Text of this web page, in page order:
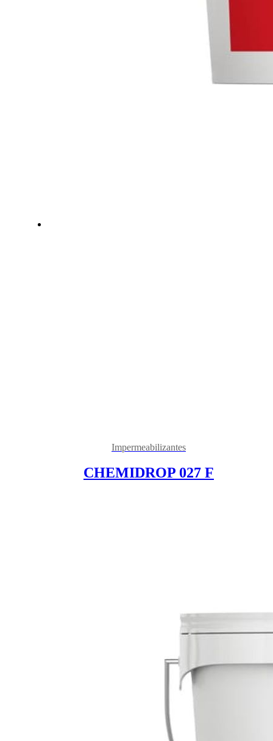
Impermeabilizantes
CHEMIDROP 027 F